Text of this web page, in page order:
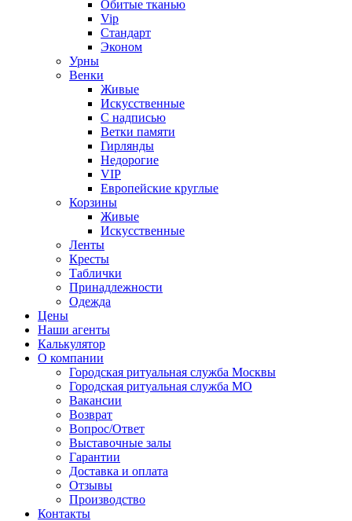
Обитые тканью
Vip
Стандарт
Эконом
Урны
Венки
Живые
Искусственные
С надписью
Ветки памяти
Гирлянды
Недорогие
VIP
Европейские круглые
Корзины
Живые
Искусственные
Ленты
Кресты
Таблички
Принадлежности
Одежда
Цены
Наши агенты
Калькулятор
О компании
Городская ритуальная служба Москвы
Городская ритуальная служба МО
Вакансии
Возврат
Вопрос/Ответ
Выставочные залы
Гарантии
Доставка и оплата
Отзывы
Производство
Контакты